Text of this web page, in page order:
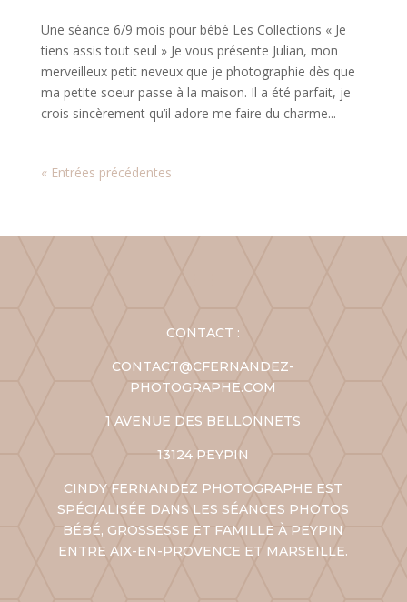
Une séance 6/9 mois pour bébé Les Collections « Je
tiens assis tout seul » Je vous présente Julian, mon
merveilleux petit neveux que je photographie dès que
ma petite soeur passe à la maison. Il a été parfait, je
crois sincèrement qu’il adore me faire du charme...
« Entrées précédentes
CONTACT :
CONTACT@CFERNANDEZ-
PHOTOGRAPHE.COM
1 AVENUE DES BELLONNETS
13124 PEYPIN
CINDY FERNANDEZ PHOTOGRAPHE EST
SPÉCIALISÉE DANS LES SÉANCES PHOTOS
BÉBÉ, GROSSESSE ET FAMILLE À PEYPIN
ENTRE AIX-EN-PROVENCE ET MARSEILLE.